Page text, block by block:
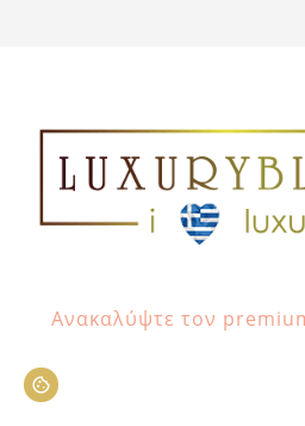
Ανακαλύψτε τον